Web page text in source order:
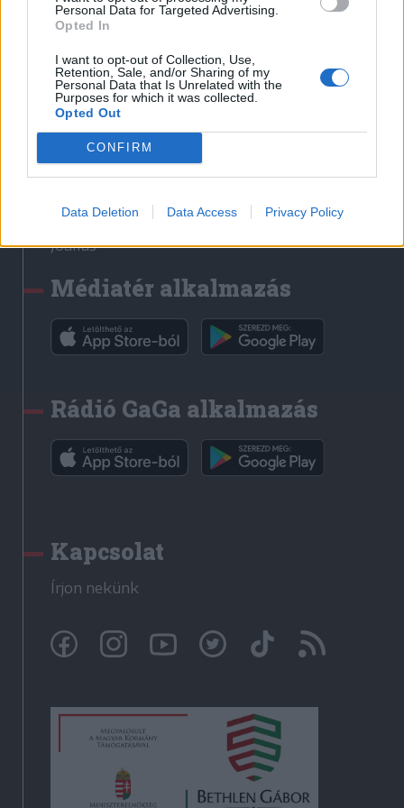
Personal Data for Targeted Advertising.
Opted In
I want to opt-out of Collection, Use,
Retention, Sale, and/or Sharing of my
Personal Data that Is Unrelated with the
Purposes for which it was collected.
Opted Out
CONFIRM
Data Deletion Data Access Privacy Policy
Médiatér
Liget
Krónika
Bihari Napló
Erdélyi Napló
Főtér
Rádió GaGa
Jóállás
Médiatér alkalmazás
Rádió GaGa alkalmazás
Kapcsolat
Írjon nekünk